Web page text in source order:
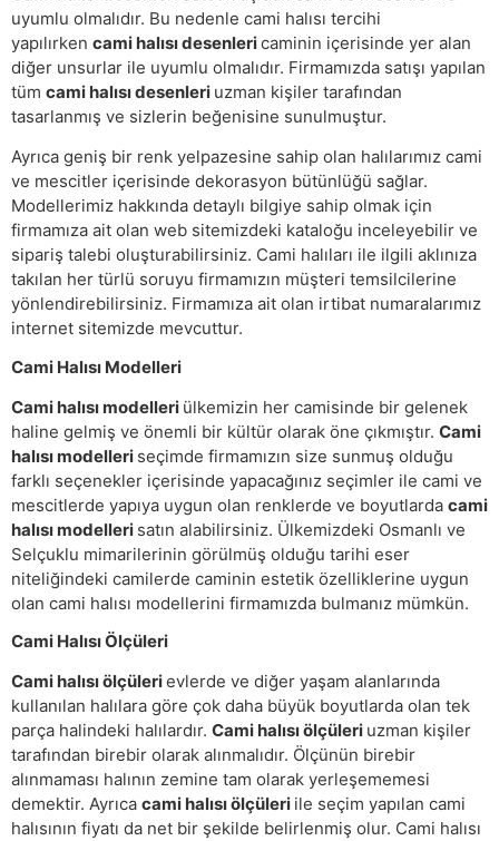
uyumlu olmalıdır. Bu nedenle cami halısı tercihi
yapılırken cami halısı desenlericaminin içerisinde yer alan
diğer unsurlar ile uyumlu olmalıdır. Firmamızda satışı yapılan
tüm cami halısı desenleri uzman kişiler tarafından
tasarlanmış ve sizlerin beğenisine sunulmuştur.
Ayrıca geniş bir renk yelpazesine sahip olan halılarımız cami
ve mescitler içerisinde dekorasyon bütünlüğü sağlar.
Modellerimiz hakkında detaylı bilgiye sahip olmak için
firmamıza ait olan web sitemizdeki kataloğu inceleyebilir ve
sipariş talebi oluşturabilirsiniz. Cami halıları ile ilgili aklınıza
takılan her türlü soruyu firmamızın müşteri temsilcilerine
yönlendirebilirsiniz. Firmamıza ait olan irtibat numaralarımız
internet sitemizde mevcuttur.
Cami Halısı Modelleri
Cami halısı modelleri ülkemizin her camisinde bir gelenek
haline gelmiş ve önemli bir kültür olarak öne çıkmıştır. Cami
halısı modelleri seçimde firmamızın size sunmuş olduğu
farklı seçenekler içerisinde yapacağınız seçimler ile cami ve
mescitlerde yapıya uygun olan renklerde ve boyutlarda cami
halısı modelleri satın alabilirsiniz. Ülkemizdeki Osmanlı ve
Selçuklu mimarilerinin görülmüş olduğu tarihi eser
niteliğindeki camilerde caminin estetik özelliklerine uygun
olan cami halısı modellerini firmamızda bulmanız mümkün.
Cami Halısı Ölçüleri
Cami halısı ölçülerievlerde ve diğer yaşam alanlarında
kullanılan halılara göre çok daha büyük boyutlarda olan tek
parça halindeki halılardır. Cami halısı ölçüleri uzman kişiler
tarafından birebir olarak alınmalıdır. Ölçünün birebir
alınmaması halının zemine tam olarak yerleşememesi
demektir. Ayrıca cami halısı ölçüleri ile seçim yapılan cami
halısının fiyatı da net bir şekilde belirlenmiş olur. Cami halısı